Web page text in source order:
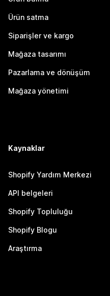
Ürün satma
Siparişler ve kargo
Mağaza tasarımı
Pazarlama ve dönüşüm
Mağaza yönetimi
Kaynaklar
Shopify Yardım Merkezi
API belgeleri
Shopify Topluluğu
Shopify Blogu
Araştırma